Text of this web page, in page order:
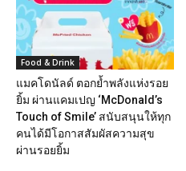
Food & Drink
แมคโดนัลด์ ตอกย้ำพลังแห่งรอย
ยิ้ม ผ่านแคมเปญ ‘McDonald’s
Touch of Smile’ สนับสนุนให้ทุก
คนได้มีโอกาสสัมผัสความสุข
ผ่านรอยยิ้ม